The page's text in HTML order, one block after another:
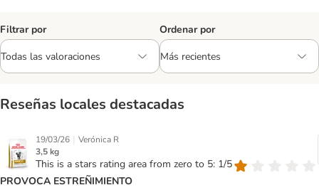
Filtrar por Ordenar por
Reseñas locales destacadas
19/03/26 | Verónica R
3,5 kg
This is a stars rating area from zero to 5: 1/5
PROVOCA ESTREÑIMIENTO